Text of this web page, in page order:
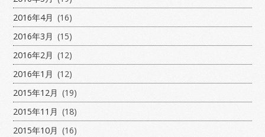
2016年4月 (16)
2016年3月 (15)
2016年2月 (12)
2016年1月 (12)
2015年12月 (19)
2015年11月 (18)
2015年10月 (16)